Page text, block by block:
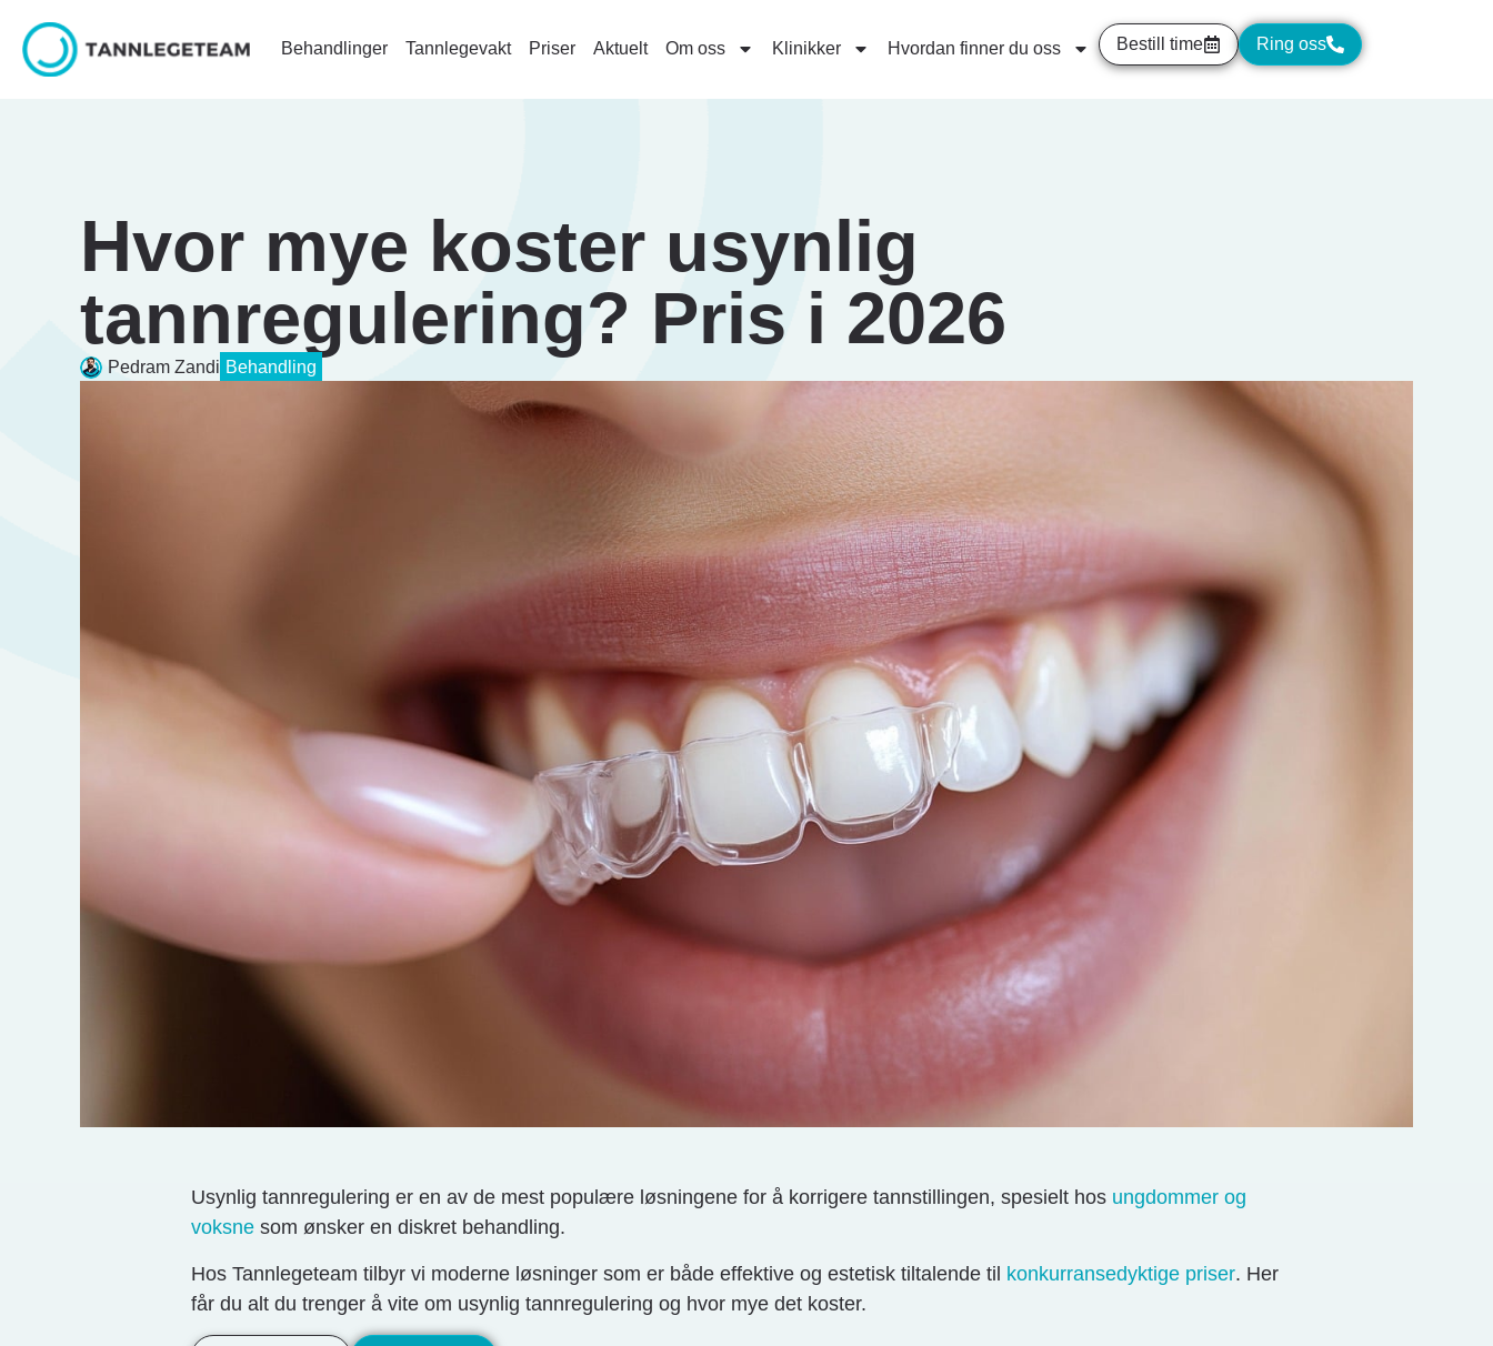
Behandlinger Tannlegevakt Priser Aktuelt Om oss Klinikker Hvordan finner du oss Bestill time Ring oss
Hvor mye koster usynlig
tannregulering? Pris i 2026
Pedram Zandi Behandling
Usynlig tannregulering er en av de mest populære løsningene for å korrigere tannstillingen, spesielt hos ungdommer og
voksne som ønsker en diskret behandling.
Hos Tannlegeteam tilbyr vi moderne løsninger som er både effektive og estetisk tiltalende til konkurransedyktige priser. Her
får du alt du trenger å vite om usynlig tannregulering og hvor mye det koster.